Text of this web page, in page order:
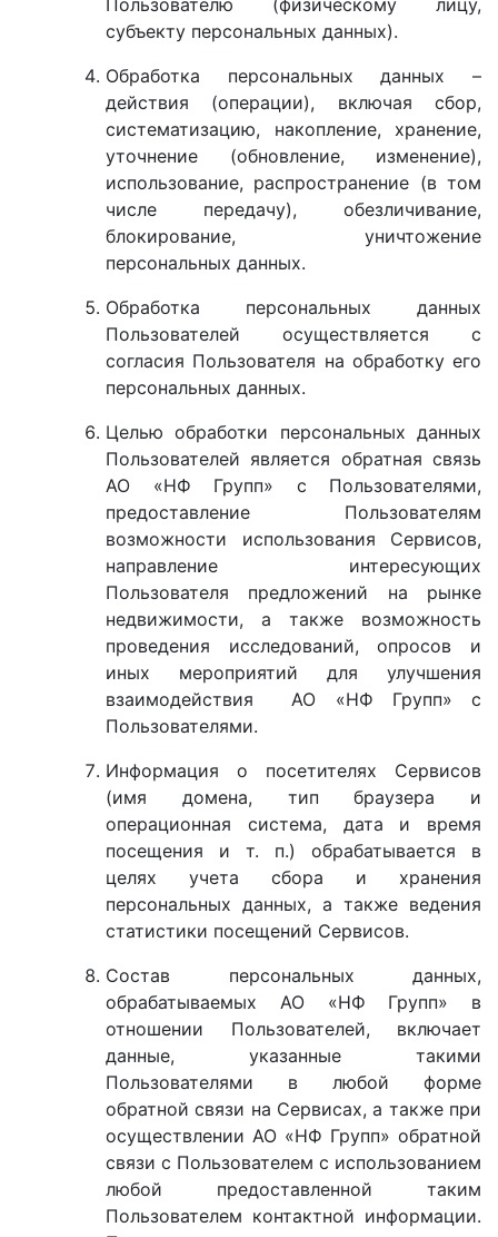
Пользователю (физическому лицу,
субъекту персональных данных).
Обработка персональных данных –
действия (операции), включая сбор,
систематизацию, накопление, хранение,
уточнение (обновление, изменение),
использование, распространение (в том
числе передачу), обезличивание,
блокирование, уничтожение
персональных данных.
Обработка персональных данных
Пользователей осуществляется с
согласия Пользователя на обработку его
персональных данных.
Целью обработки персональных данных
Пользователей является обратная связь
АО «НФ Групп» с Пользователями,
предоставление Пользователям
возможности использования Сервисов,
направление интересующих
Пользователя предложений на рынке
недвижимости, а также возможность
проведения исследований, опросов и
иных мероприятий для улучшения
взаимодействия АО «НФ Групп» с
Пользователями.
Информация о посетителях Сервисов
(имя домена, тип браузера и
операционная система, дата и время
посещения и т. п.) обрабатывается в
целях учета сбора и хранения
персональных данных, а также ведения
статистики посещений Сервисов.
Состав персональных данных,
обрабатываемых АО «НФ Групп» в
отношении Пользователей, включает
данные, указанные такими
Пользователями в любой форме
обратной связи на Сервисах, а также при
осуществлении АО «НФ Групп» обратной
связи с Пользователем с использованием
любой предоставленной таким
Пользователем контактной информации.